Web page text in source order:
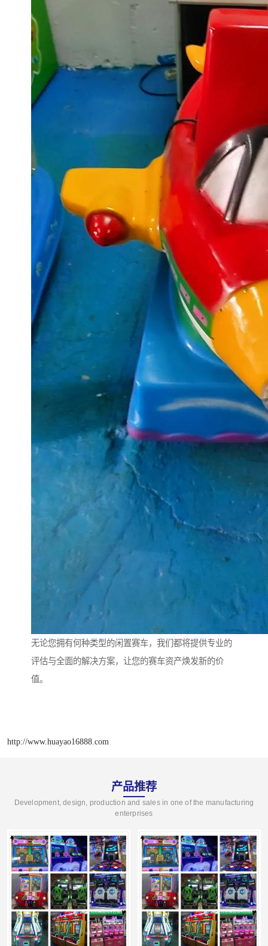
无论您拥有何种类型的闲置赛车，我们都将提供专业的
评估与全面的解决方案，让您的赛车资产焕发新的价
值。
http://www.huayao16888.com
产品推荐
Development, design, production and sales in one of the manufacturing
enterprises